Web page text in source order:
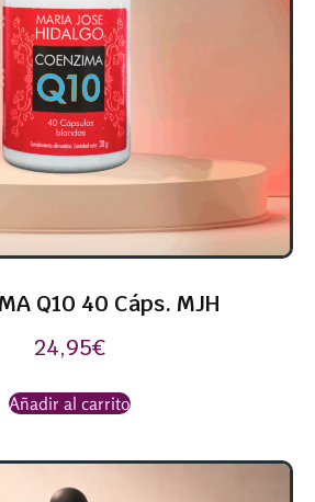
Q10 40 Cáps. MJH
24,95€
Añadir al carrito